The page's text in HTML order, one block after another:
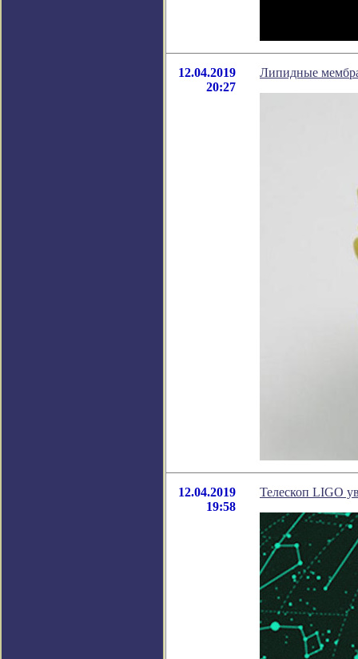
12.04.2019
20:27
Липидные
12.04.2019
19:58
Телескоп LIGO